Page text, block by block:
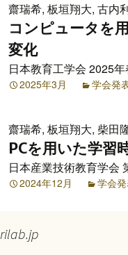
齋瑞希, 板垣翔大, 古内
コンピュータを
変化
日本教育工学会 2025
2025年3月 学会発
齋瑞希, 板垣翔大, 柴田
PCを用いた学習
日本産業技術教育学会
2024年12月 学会